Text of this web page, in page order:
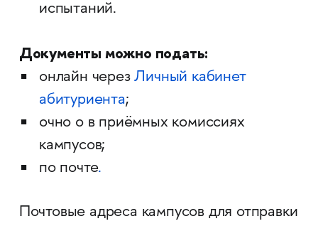
испытаний.
Документы можно подать:
онлайн черезЛичный кабинет
абитуриента;
очно о в приёмных комиссиях
кампусов;
по почте.
Почтовые адреса кампусов для отправки